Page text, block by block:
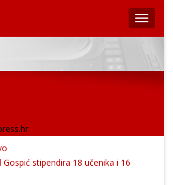
stipendira 18 učenika i 16